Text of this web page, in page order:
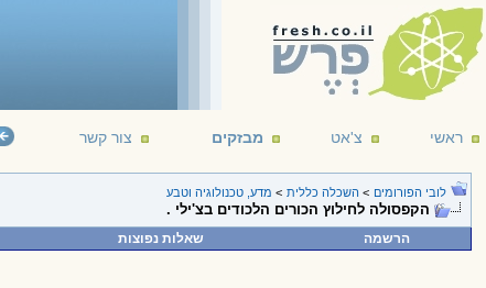
ראשי צ'אט מבזקים צור קשר
לובי הפורומים > השכלה כללית > מדע, טכנולוגיה וטבע
הקפסולה לחילוץ הכורים הלכודים בצ'ילי .
הרשמה שאלות נפוצות